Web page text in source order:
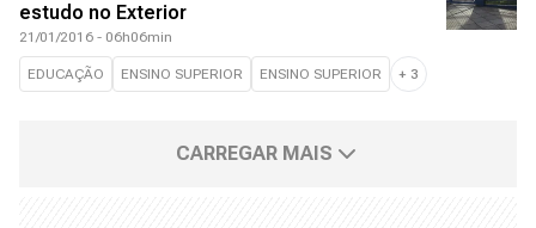
estudo no Exterior
21/01/2016 - 06h06min
EDUCAÇÃO ENSINO SUPERIOR ENSINO SUPERIOR + 3
CARREGAR MAIS